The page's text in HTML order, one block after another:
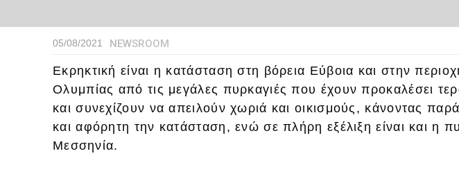
05/08/2021 NEWSROOM
Εκρηκτική είναι η κατάσταση στη βόρεια Εύβοια και στην
Ολυμπίας από τις μεγάλες πυρκαγιές που έχουν προκαλέσει
και συνεχίζουν να απειλούν χωριά και οικισμούς, κάνοντας
και αφόρητη την κατάσταση, ενώ σε πλήρη εξέλιξη είναι και η
Μεσσηνία.